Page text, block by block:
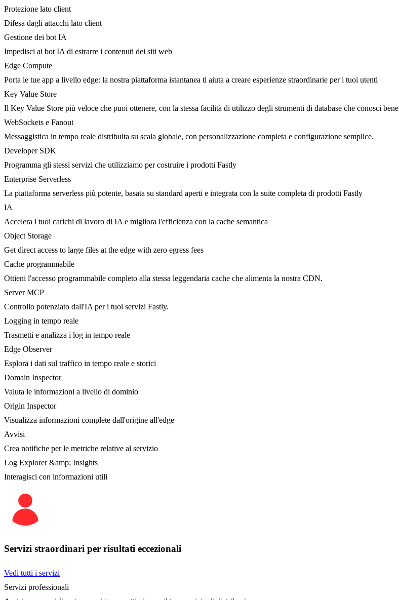
Protezione lato client
Difesa dagli attacchi lato client
Gestione dei bot IA
Impedisci ai bot IA di estrarre i contenuti dei siti web
Edge Compute
Porta le tue app a livello edge: la nostra piattaforma istantanea ti aiuta a creare esperienze straordinarie per i tuoi utenti
Key Value Store
Il Key Value Store più veloce che puoi ottenere, con la stessa facilità di utilizzo degli strumenti di database che conosci bene
WebSockets e Fanout
Messaggistica in tempo reale distribuita su scala globale, con personalizzazione completa e configurazione semplice.
Developer SDK
Programma gli stessi servizi che utilizziamo per costruire i prodotti Fastly
Enterprise Serverless
La piattaforma serverless più potente, basata su standard aperti e integrata con la suite completa di prodotti Fastly
IA
Accelera i tuoi carichi di lavoro di IA e migliora l'efficienza con la cache semantica
Object Storage
Get direct access to large files at the edge with zero egress fees
Cache programmabile
Ottieni l'accesso programmabile completo alla stessa leggendaria cache che alimenta la nostra CDN.
Server MCP
Controllo potenziato dall'IA per i tuoi servizi Fastly.
Logging in tempo reale
Trasmetti e analizza i log in tempo reale
Edge Observer
Esplora i dati sul traffico in tempo reale e storici
Domain Inspector
Valuta le informazioni a livello di dominio
Origin Inspector
Visualizza informazioni complete dall'origine all'edge
Avvisi
Crea notifiche per le metriche relative al servizio
Log Explorer &amp; Insights
Interagisci con informazioni utili
Servizi straordinari per risultati eccezionali
Vedi tutti i servizi
Servizi professionali